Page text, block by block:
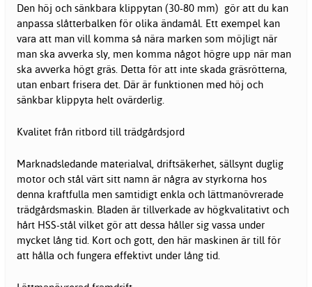
Den höj och sänkbara klippytan (30-80 mm) gör att du kan
anpassa slåtterbalken för olika ändamål. Ett exempel kan
vara att man vill komma så nära marken som möjligt när
man ska avverka sly, men komma något högre upp när man
ska avverka högt gräs. Detta för att inte skada gräsrötterna,
utan enbart frisera det. Där är funktionen med höj och
sänkbar klippyta helt ovärderlig.
Kvalitet från ritbord till trädgårdsjord
Marknadsledande materialval, driftsäkerhet, sällsynt duglig
motor och stål värt sitt namn är några av styrkorna hos
denna kraftfulla men samtidigt enkla och lättmanövrerade
trädgårdsmaskin. Bladen är tillverkade av högkvalitativt och
hårt HSS-stål vilket gör att dessa håller sig vassa under
mycket lång tid. Kort och gott, den här maskinen är till för
att hålla och fungera effektivt under lång tid.